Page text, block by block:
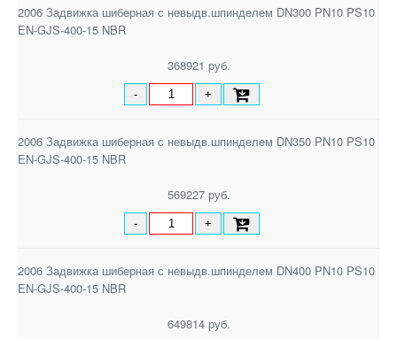
2006 Задвижка шиберная с невыдв.шпинделем DN300 PN10 PS10
EN-GJS-400-15 NBR
368921 руб.
- +
2006 Задвижка шиберная с невыдв.шпинделем DN350 PN10 PS10
EN-GJS-400-15 NBR
569227 руб.
- +
2006 Задвижка шиберная с невыдв.шпинделем DN400 PN10 PS10
EN-GJS-400-15 NBR
649814 руб.